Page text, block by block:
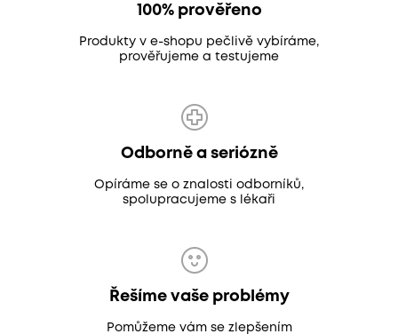
100% prověřeno
Produkty v e-shopu pečlivě vybíráme,
prověřujeme a testujeme
Odborně a seriózně
Opíráme se o znalosti odborníků,
spolupracujeme s lékaři
Řešíme vaše problémy
Pomůžeme vám se zlepšením